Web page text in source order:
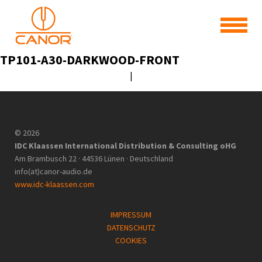
TP101-A30-DARKWOOD-FRONT
|
© 2026
IDC Klaassen International Distribution & Consulting oHG
Am Brambusch 22 · 44536 Lünen · Deutschland
info(at)canor-audio.de
www.idc-klaassen.com
IMPRESSUM
DATENSCHUTZ
COOKIES